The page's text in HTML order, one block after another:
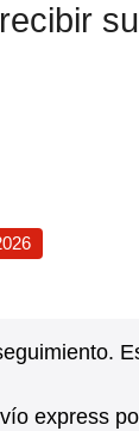
express